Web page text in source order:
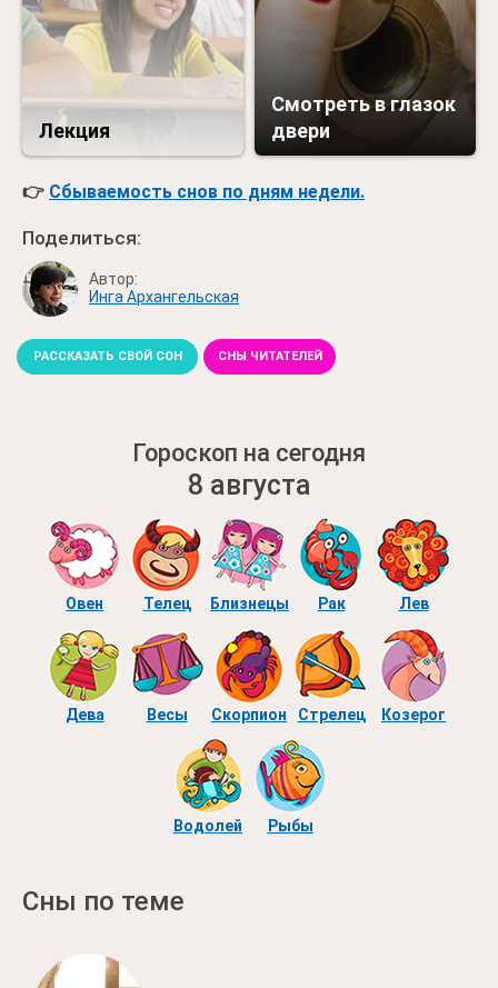
Лекция
Смотреть в глазок
двери
👉 Сбываемость снов по дням недели.
Поделиться:
Автор:
Инга Архангельская
РАССКАЗАТЬ СВОЙ СОН СНЫ ЧИТАТЕЛЕЙ
Гороскоп на сегодня
8 августа
Овен Телец Близнецы Рак Лев
Дева Весы Скорпион Стрелец Козерог
Водолей Рыбы
Сны по теме